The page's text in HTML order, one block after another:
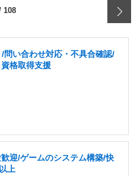
108
問い合わせ対応・不具合確認/
格取得支援
迎/ゲームのシステム構築/快
上